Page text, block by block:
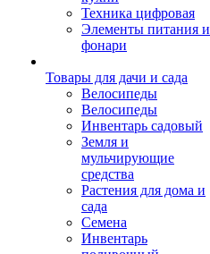
Техника цифровая
Элементы питания и
фонари
Товары для дачи и сада
Велосипеды
Велосипеды
Инвентарь садовый
Земля и
мульчирующие
средства
Растения для дома и
сада
Семена
Инвентарь